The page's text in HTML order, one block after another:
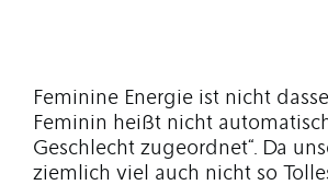
Feminine Energie ist nicht
Feminin heißt nicht
Geschlecht zugeordnet“. Da
ziemlich viel auch nicht so